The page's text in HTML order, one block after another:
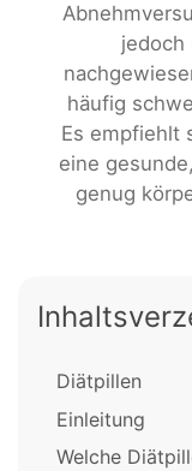
jedoch
häufig
Es empfiehlt
eine
genug
Diätpillen
Einleitung
Welche